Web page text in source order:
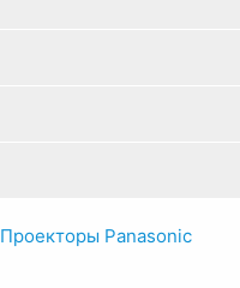
Проекторы Panasonic